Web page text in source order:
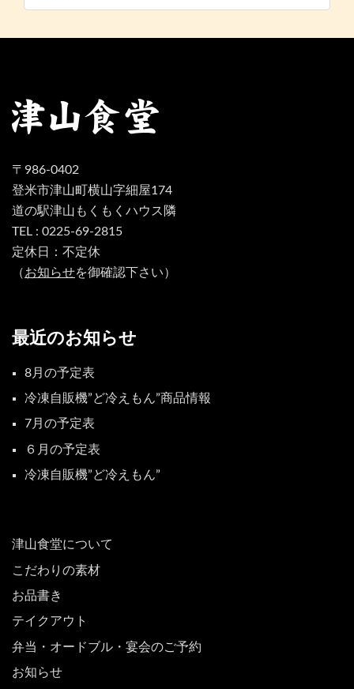
索:
〒986-0402
登米市津山町横山字細屋174
道の駅津山もくもくハウス隣
TEL : 0225-69-2815
定休日：不定休
（お知らせを御確認下さい）
最近のお知らせ
8月の予定表
冷凍自販機”ど冷えもん”商品情報
7月の予定表
６月の予定表
冷凍自販機”ど冷えもん”
津山食堂について
こだわりの素材
お品書き
テイクアウト
弁当・オードブル・宴会のご予約
お知らせ